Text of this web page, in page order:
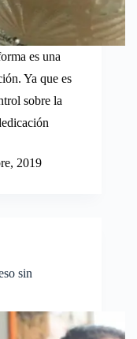
es una
Ya que es
sobre la
2019
sin